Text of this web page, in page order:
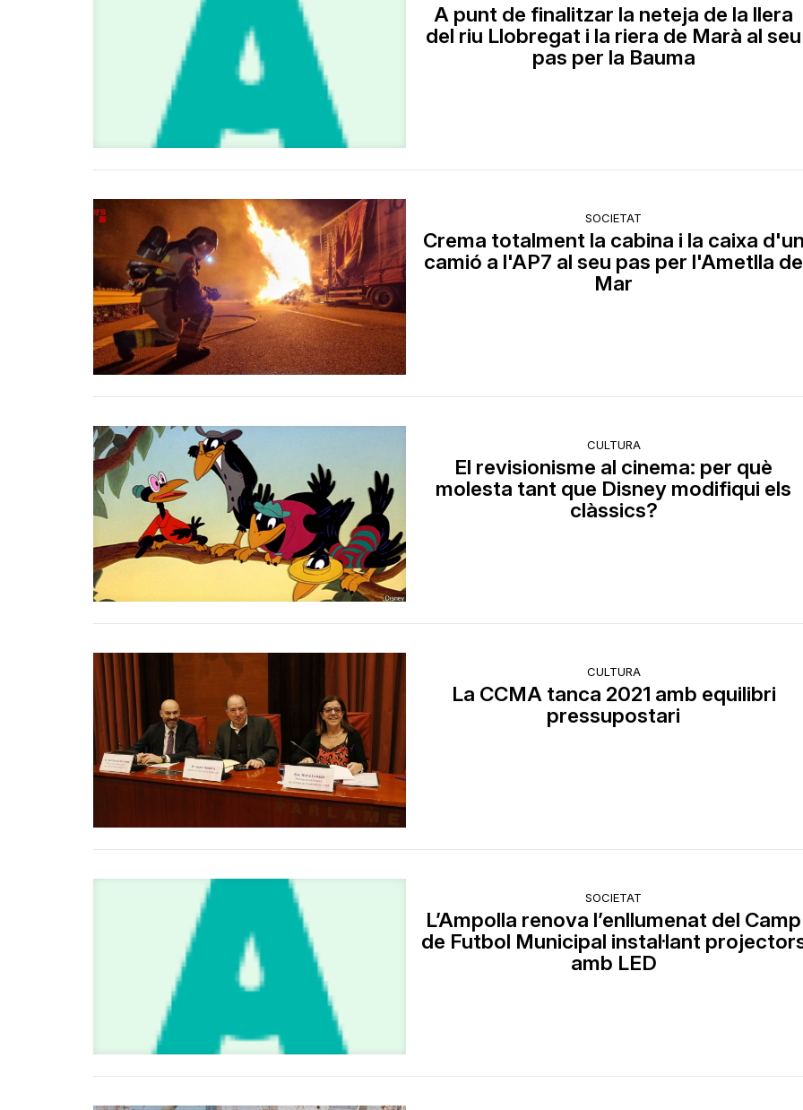
A punt de finalitzar la neteja de la llera
del riu Llobregat i la riera de Marà al seu
pas per la Bauma
SOCIETAT
Crema totalment la cabina i la caixa
camió a l'AP7 al seu pas per l'Ametlla de
Mar
CULTURA
El revisionisme al cinema: per què
molesta tant que Disney modifiqui els
clàssics?
CULTURA
La CCMA tanca 2021 amb equilibri
pressupostari
SOCIETAT
L’Ampolla renova l’enllumenat del Camp
de Futbol Municipal instal·lant
amb LED